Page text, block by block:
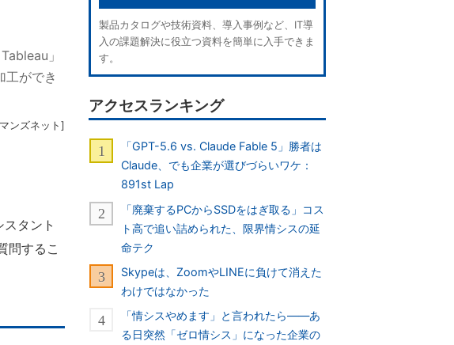
」
工ができ
ンズネット ]
タント
問するこ
製品カタログや技術資料、導入事例など、IT導
入の課題解決に役立つ資料を簡単に入手できま
す。
アクセスランキング
「GPT-5.6 vs. Claude Fable 5」勝者は
Claude、でも企業が選びづらいワケ：
891st Lap
「廃棄するPCからSSDをはぎ取る」コス
ト高で追い詰められた、限界情シスの延
命テク
Skypeは、ZoomやLINEに負けて消えた
わけではなかった
「情シスやめます」と言われたら――あ
る日突然「ゼロ情シス」になった企業の